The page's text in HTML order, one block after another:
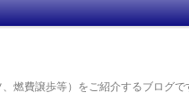
燃費譲歩等）をご紹介するブログで